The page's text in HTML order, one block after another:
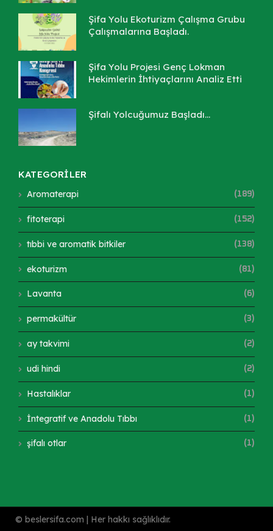
Şifa Yolu Ekoturizm Çalışma Grubu
Çalışmalarına Başladı.
Şifa Yolu Projesi Genç Lokman
Hekimlerin İhtiyaçlarını Analiz Etti
Şifalı Yolcuğumuz Başladı...
KATEGORİLER
Aromaterapi (189)
fitoterapi (152)
tıbbi ve aromatik bitkiler (138)
ekoturizm (81)
Lavanta (6)
permakültür (3)
ay takvimi (2)
udi hindi (2)
Hastalıklar (1)
İntegratif ve Anadolu Tıbbı (1)
şifalı otlar (1)
© beslersifa.com | Her hakkı sağlıklıdır.